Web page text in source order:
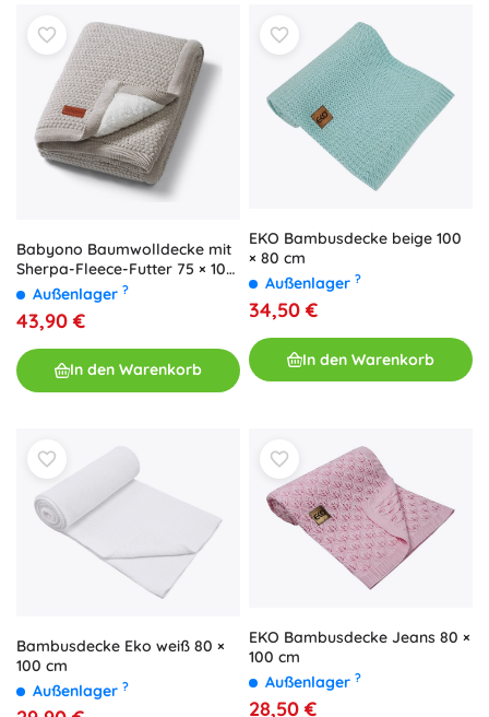
Babyono Baumwolldecke mit
Sherpa-Fleece-Futter 75 × 100
cm beige
Außenlager ?
43,90 €
In den Warenkorb
EKO Bambusdecke beige 100
× 80 cm
Außenlager ?
34,50 €
In den Warenkorb
Bambusdecke Eko weiß 80 ×
100 cm
Außenlager ?
EKO Bambusdecke Jeans 80 ×
100 cm
Außenlager ?
28,50 €